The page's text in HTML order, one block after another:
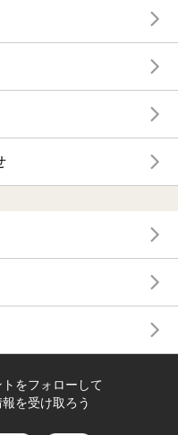
をフォローして
を受け取ろう